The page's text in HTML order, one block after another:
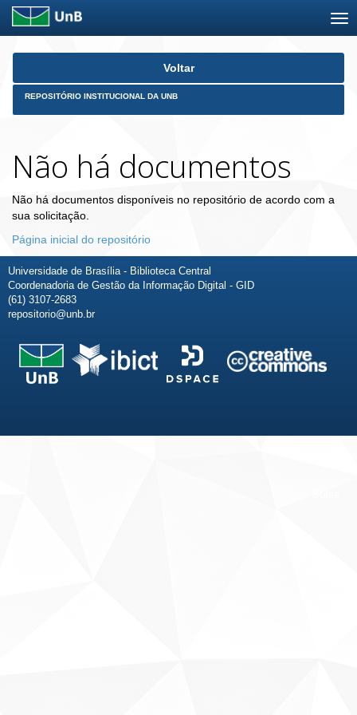
Skip
Voltar
REPOSITÓRIO INSTITUCIONAL DA UNB
Não há documentos
Não há documentos disponíveis no repositório de acordo com a
sua solicitação.
Página inicial do repositório
Universidade de Brasília - Biblioteca Central
Coordenadoria de Gestão da Informação Digital - GID
(61) 3107-2683
repositorio@unb.br